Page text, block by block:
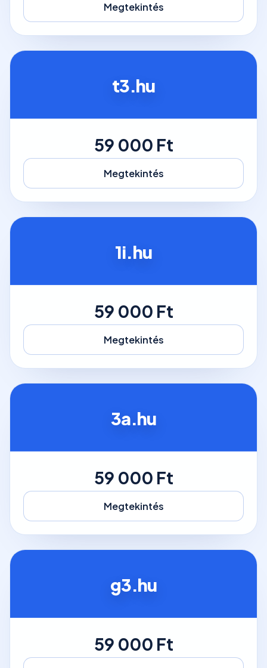
Megtekintés
t3.hu
59 000 Ft
Megtekintés
1i.hu
59 000 Ft
Megtekintés
3a.hu
59 000 Ft
Megtekintés
g3.hu
59 000 Ft